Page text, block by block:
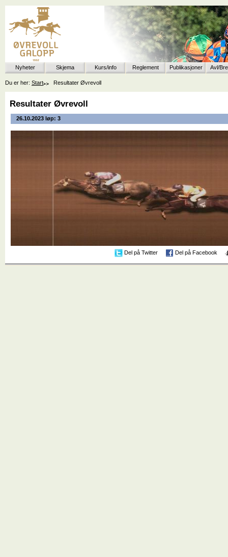
Nyheter Skjema Kurs/info Reglement Publikasjoner Avl/
Du er her: Start Resultater Øvrevoll
Resultater Øvrevoll
26.10.2023 løp: 3
Del på Twitter Del på Facebook